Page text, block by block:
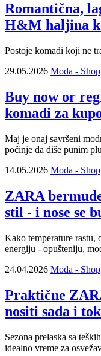
Romantična,
H&M haljina
Postoje komadi koji ne
29.05.2026 Moda -
Buy now or
komadi za
Maj je onaj savršeni
počinje da diše punim
14.05.2026 Moda -
ZARA
stil - i nose se
Kako temperature rastu,
energiju - opušteniju,
24.04.2026 Moda -
Praktične
nositi sada i
Sezona prelaska sa
idealno vreme za